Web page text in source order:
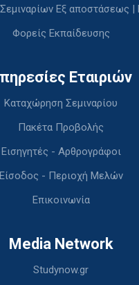
Εξ αποστάσεως |
Φορείς Εκπαίδευσης
Εταιριών
Καταχώρηση Σεμιναρίου
Πακέτα Προβολής
Εισηγητές - Αρθρογράφοι
Είσοδος - Περιοχή Μελών
Επικοινωνία
Media Network
Studynow.gr